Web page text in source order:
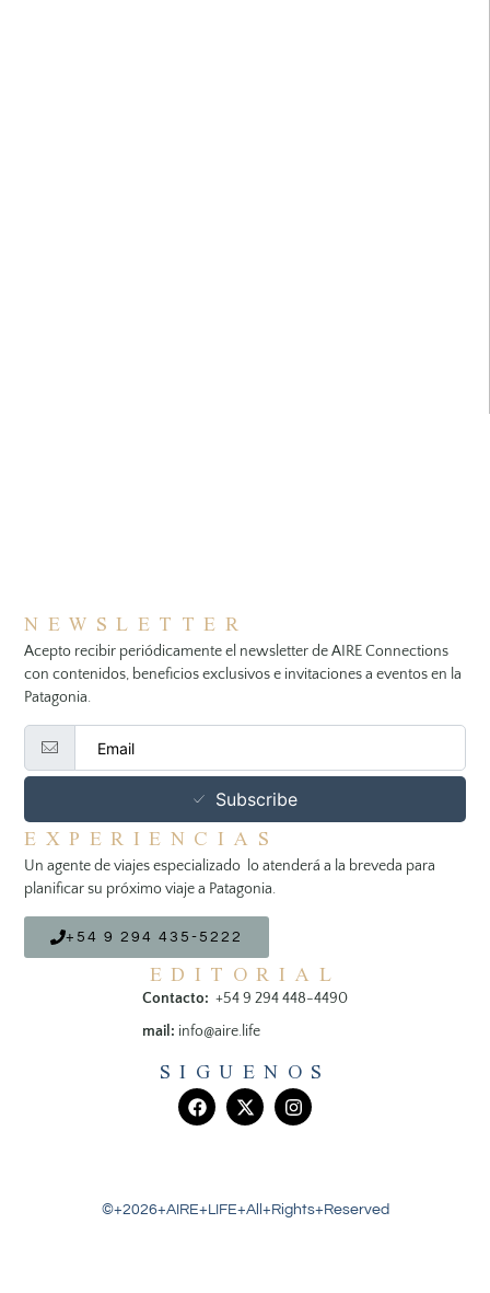
NEWSLETTER
Acepto recibir periódicamente el newsletter de AIRE Connections
con contenidos, beneficios exclusivos e invitaciones a eventos en la
Patagonia.
Subscribe
EXPERIENCIAS
Un agente de viajes especializado lo atenderá a la breveda para
planificar su próximo viaje a Patagonia.
+54 9 294 435-5222
EDITORIAL
Contacto: +54 9 294 448-4490
mail: info@aire.life
SIGUENOS
©+2026+AIRE+LIFE+All+Rights+Reserved